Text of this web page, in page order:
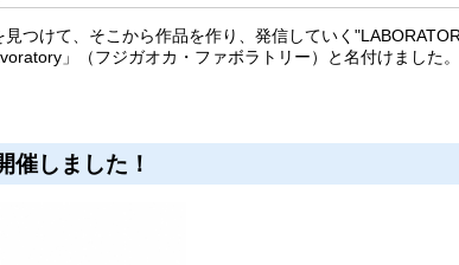
つけて、そこから作品を作り、発信していく
」（フジガオカ・ファボラトリー）と名付けました
しました！